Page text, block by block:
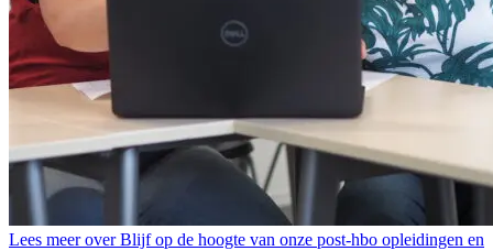
Lees meer over Blijf op de hoogte van onze post-hbo opleidingen en